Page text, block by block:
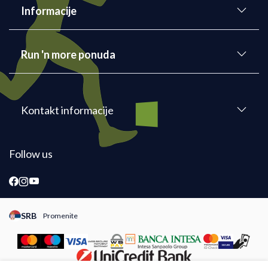
Informacije
Run 'n more ponuda
Kontakt informacije
Follow us
SRB Promenite
Promeni instancu sajta, posetite sajtove za druge zemlje